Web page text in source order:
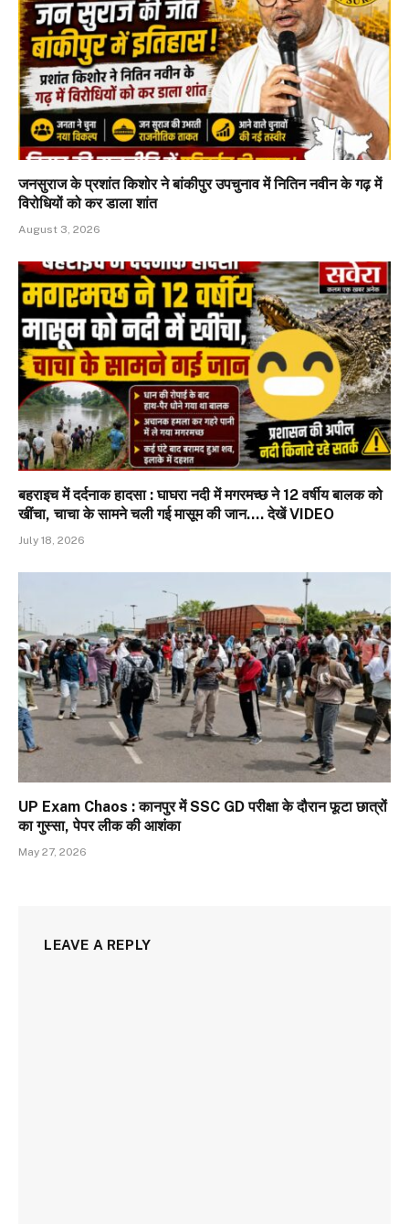
जनसुराज के प्रशांत किशोर ने बांकीपुर उपचुनाव में नितिन नवीन के गढ़ में
विरोधियों को कर डाला शांत
August 3, 2026
बहराइच में दर्दनाक हादसा : घाघरा नदी में मगरमच्छ ने 12 वर्षीय बालक को
खींचा, चाचा के सामने चली गई मासूम की जान…. देखें VIDEO
July 18, 2026
UP Exam Chaos : कानपुर में SSC GD परीक्षा के दौरान फूटा छात्रों
का गुस्सा, पेपर लीक की आशंका
May 27, 2026
LEAVE A REPLY